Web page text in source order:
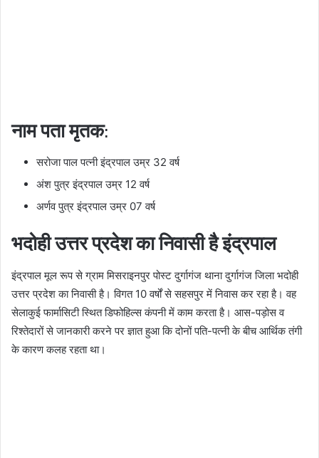
नाम पता मृतक:
सरोजा पाल पत्नी इंद्रपाल उम्र 32 वर्ष
अंश पुत्र इंद्रपाल उम्र 12 वर्ष
अर्णव पुत्र इंद्रपाल उम्र 07 वर्ष
भदोही उत्तर प्रदेश का निवासी है इंद्रपाल
इंद्रपाल मूल रूप से ग्राम मिसराइनपुर पोस्ट दुर्गागंज थाना दुर्गागंज जिला भदोही
उत्तर प्रदेश का निवासी है। विगत 10 वर्षों से सहसपुर में निवास कर रहा है। वह
सेलाकुई फार्मासिटी स्थित डिफोहिल्स कंपनी में काम करता है। आस-पड़ोस व
रिश्तेदारों से जानकारी करने पर ज्ञात हुआ कि दोनों पति-पत्नी के बीच आर्थिक तंगी
के कारण कलह रहता था।